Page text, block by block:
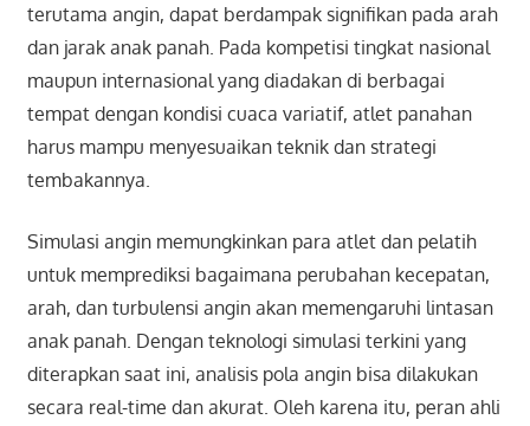
terutama angin, dapat berdampak signifikan pada arah
dan jarak anak panah. Pada kompetisi tingkat nasional
maupun internasional yang diadakan di berbagai
tempat dengan kondisi cuaca variatif, atlet panahan
harus mampu menyesuaikan teknik dan strategi
tembakannya.
Simulasi angin memungkinkan para atlet dan pelatih
untuk memprediksi bagaimana perubahan kecepatan,
arah, dan turbulensi angin akan memengaruhi lintasan
anak panah. Dengan teknologi simulasi terkini yang
diterapkan saat ini, analisis pola angin bisa dilakukan
secara real-time dan akurat. Oleh karena itu, peran ahli